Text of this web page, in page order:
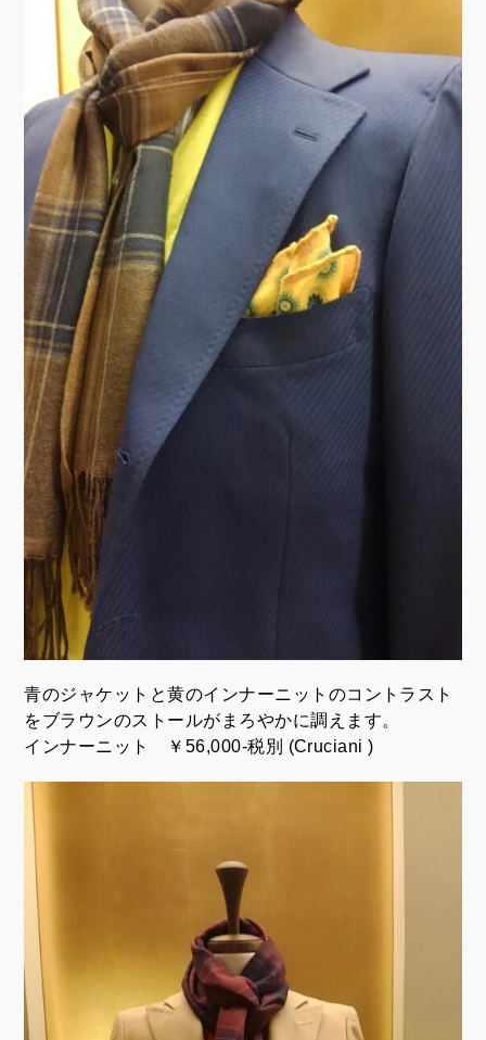
青のジャケットと黄のインナーニットのコントラスト
をブラウンのストールがまろやかに調えます。
インナーニット ￥56,000-税別 (Cruciani )